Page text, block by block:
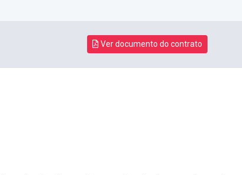
Ver documento do contrato